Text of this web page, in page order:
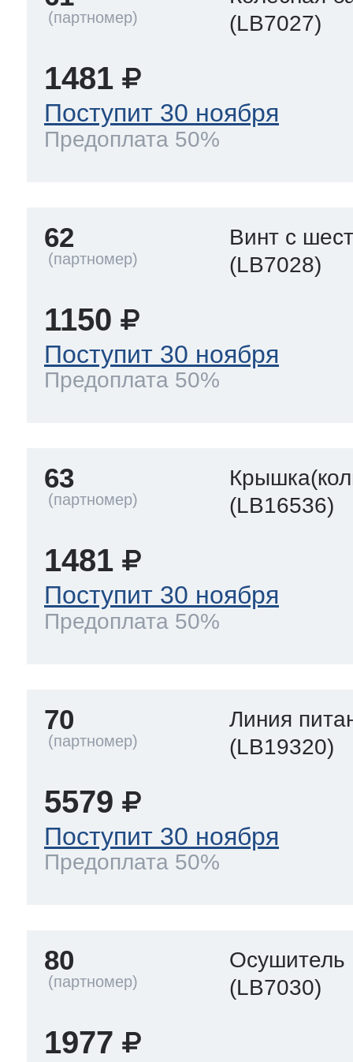
(LB7027)
1481
Поступит 30 ноября
Предоплата 50%
62
Винт с
(LB7028)
1150
Поступит 30 ноября
Предоплата 50%
63
(LB16536)
1481
Поступит 30 ноября
Предоплата 50%
70
Линия
(LB19320)
5579
Поступит 30 ноября
Предоплата 50%
80
Осушитель
(LB7030)
1977